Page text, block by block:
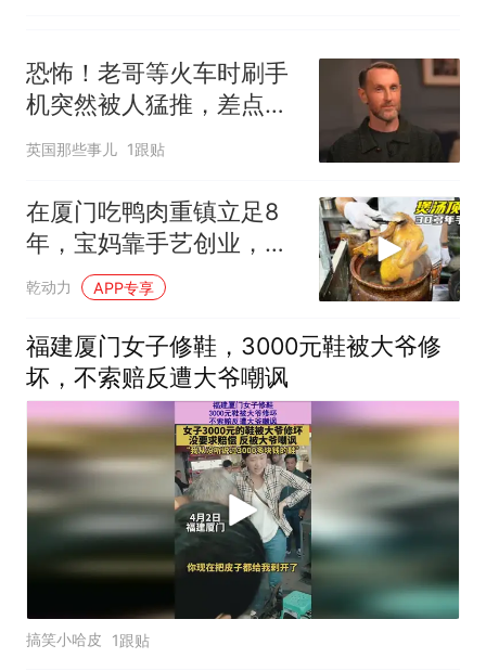
恐怖！老哥等火车时刷手
机突然被人猛推，差点撞
上进站的火车
英国那些事儿 1跟贴
在厦门吃鸭肉重镇立足8
年，宝妈靠手艺创业，
178一份卤肉大拼盘
乾动力 APP专享
福建厦门女子修鞋，3000元鞋被大爷修
坏，不索赔反遭大爷嘲讽
搞笑小哈皮 1跟贴